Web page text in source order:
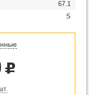
67.1
S
u